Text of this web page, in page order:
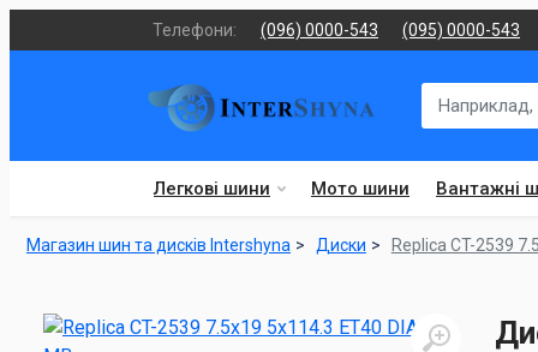
Телефони: (096) 0000-543 (095) 0000-543
Легкові шини Мото шини Вантажні
Магазин шин та дисків Intershyna Диски Replica CT-2539